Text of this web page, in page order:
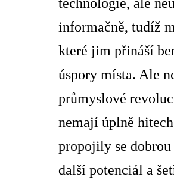
informačně, tudíž
které jim přináší
úspory místa. Ale
průmyslové
nemají úplně
propojily se
další potenciál a